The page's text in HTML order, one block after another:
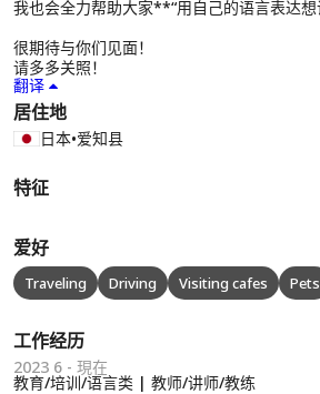
我也会全力帮助大家**“用自己的语言表达想
很期待与你们见面！
请多多关照！
翻译
居住地
日本•爱知县
特征
爱好
Traveling Driving Visiting cafes Pets
工作经历
2023 6 - 現在
教育/培训/语言类 | 教师/讲师/教练